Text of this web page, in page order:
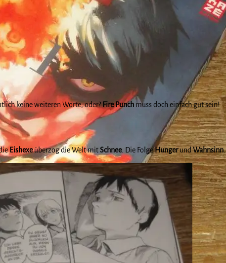
keine weiteren Worte, oder?Fire Punch muss doch einfach gut sein!
Eishexeüberzog die Welt mitSchnee. Die FolgeHungerundWahnsinn.